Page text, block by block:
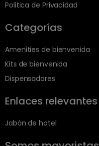
Politica de Privacidad
Categorías
Amenities de bienvenida
Kits de bienvenida
Dispensadores
Enlaces relevantes
Jabón de hotel